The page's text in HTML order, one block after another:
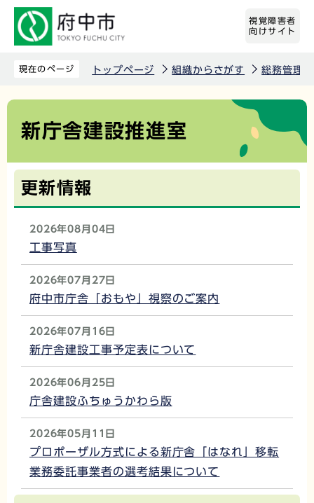
の
視覚障害者
向けサイト
現在のページ トップページ 組織からさがす 総務管理部
本
新庁舎建設推進室
更新情報
2026年08月04日
工事写真
2026年07月27日
府中市庁舎「おもや」視察のご案内
2026年07月16日
新庁舎建設工事予定表について
2026年06月25日
庁舎建設ふちゅうかわら版
2026年05月11日
プロポーザル方式による新庁舎「はなれ」移転
業務委託事業者の選考結果について